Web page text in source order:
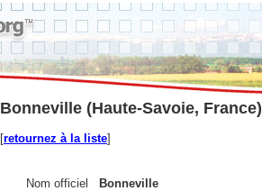
Bonneville (Haute-Savoie, France)
[retournez à la liste]
Nom officiel
Bonneville